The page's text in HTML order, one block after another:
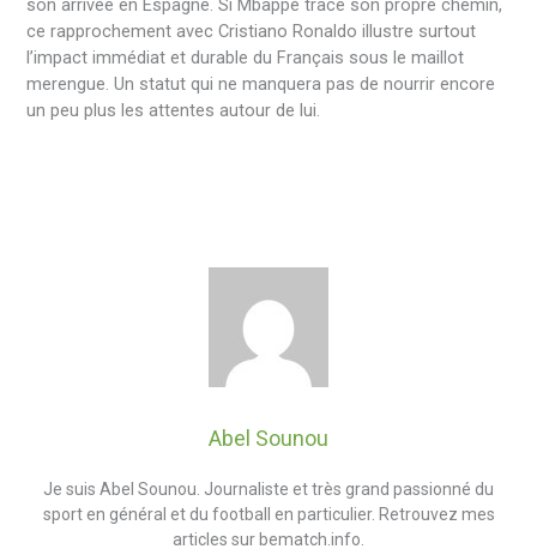
ce rapprochement avec Cristiano Ronaldo illustre surtout
l’impact immédiat et durable du Français sous le maillot
merengue. Un statut qui ne manquera pas de nourrir encore
un peu plus les attentes autour de lui.
Abel Sounou
Je suis Abel Sounou. Journaliste et très grand passionné du
sport en général et du football en particulier. Retrouvez mes
articles sur bematch.info.